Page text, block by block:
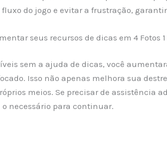
do jogo e evitar a frustração,
seus recursos de dicas em 4 Fotos
sem a ajuda de dicas, você
Isso não apenas melhora sua
meios. Se precisar de assistência
necessário para continuar.